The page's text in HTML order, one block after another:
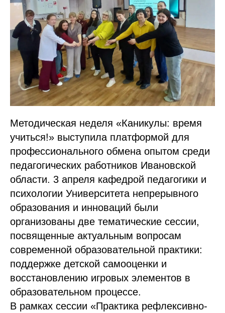
Методическая неделя «Каникулы: время
учиться!» выступила платформой для
профессионального обмена опытом среди
педагогических работников Ивановской
области. 3 апреля кафедрой педагогики и
психологии Университета непрерывного
образования и инноваций были
организованы две тематические сессии,
посвященные актуальным вопросам
современной образовательной практики:
поддержке детской самооценки и
восстановлению игровых элементов в
образовательном процессе.
В рамках сессии «Практика рефлексивно-